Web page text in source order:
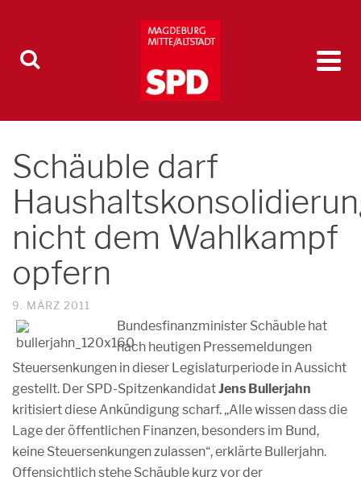
Schäuble darf
nicht dem Wahlkampf
opfern
9. MÄRZ 2011
Bundesfinanzminister Schäuble hat
nach heutigen Pressemeldungen
Steuersenkungen in dieser Legislaturperiode in Aussicht
gestellt. Der SPD-SpitzenkandidatJens Bullerjahn
kritisiert diese Ankündigung scharf. „Alle wissen dass die
Lage der öffentlichen Finanzen, besonders im Bund,
keine Steuersenkungen zulassen“, erklärte Bullerjahn.
Offensichtlich stehe Schäuble kurz vor der